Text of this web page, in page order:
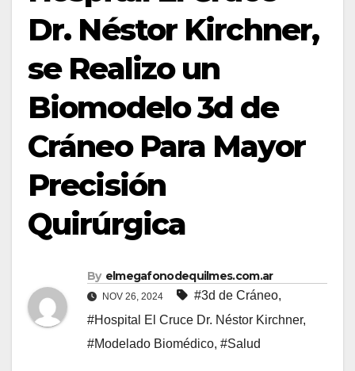
Dr. Néstor Kirchner,
se Realizo un
Biomodelo 3d de
Cráneo Para Mayor
Precisión
Quirúrgica
By elmegafonodequilmes.com.ar
NOV 26, 2024 #3d de Cráneo,
#Hospital El Cruce Dr. Néstor Kirchner,
#Modelado Biomédico, #Salud